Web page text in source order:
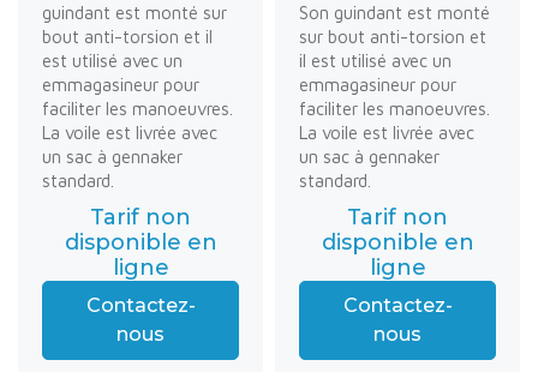
guindant est monté sur
bout anti-torsion et il
est utilisé avec un
emmagasineur pour
faciliter les manoeuvres.
La voile est livrée avec
un sac à gennaker
standard.
Tarif non
disponible en
ligne
Contactez-
nous
Son guindant est monté
sur bout anti-torsion et
il est utilisé avec un
emmagasineur pour
faciliter les manoeuvres.
La voile est livrée avec
un sac à gennaker
standard.
Tarif non
disponible en
ligne
Contactez-
nous